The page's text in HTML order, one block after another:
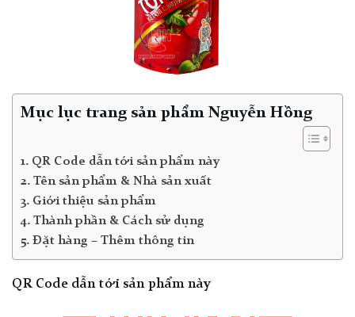
Mục lục trang sản phẩm Nguyễn Hồng
QR Code dẫn tới sản phẩm này
Tên sản phẩm & Nhà sản xuất
Giới thiệu sản phẩm
Thành phần & Cách sử dụng
Đặt hàng – Thêm thông tin
QR Code dẫn tới sản phẩm này